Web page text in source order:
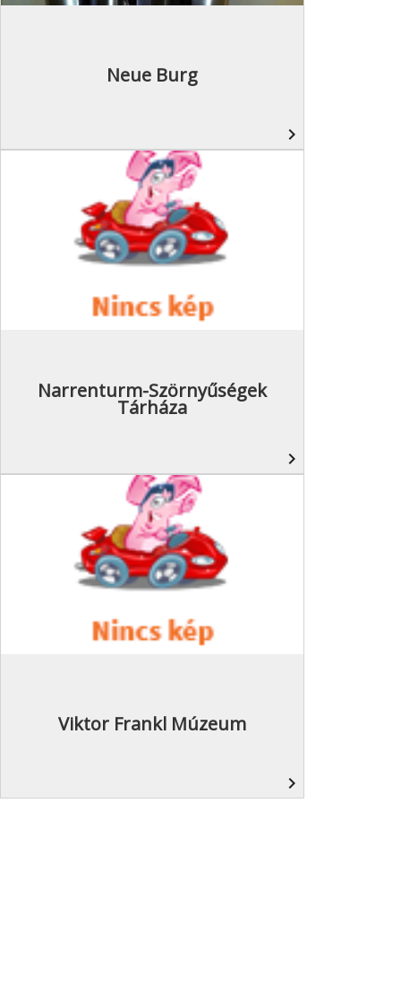
Neue Burg
navigate_next
Narrenturm-Szörnyűségek
Tárháza
navigate_next
Viktor Frankl Múzeum
navigate_next